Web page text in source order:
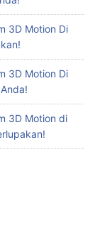
3D Motion Di
3D Motion Di
3D Motion di